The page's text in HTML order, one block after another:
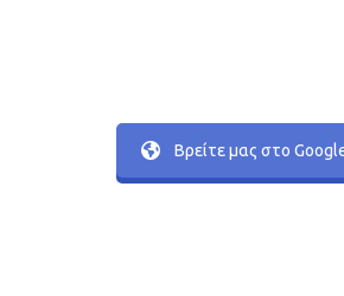
Βρείτε μας στο